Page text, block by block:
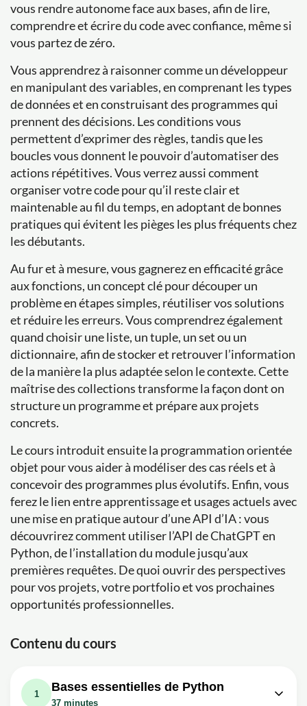
vous rendre autonome face aux bases, afin de lire,
comprendre et écrire du code avec confiance, même si
vous partez de zéro.
Vous apprendrez à raisonner comme un développeur
en manipulant des variables, en comprenant les types
de données et en construisant des programmes qui
prennent des décisions. Les conditions vous
permettent d’exprimer des règles, tandis que les
boucles vous donnent le pouvoir d’automatiser des
actions répétitives. Vous verrez aussi comment
organiser votre code pour qu’il reste clair et
maintenable au fil du temps, en adoptant de bonnes
pratiques qui évitent les pièges les plus fréquents chez
les débutants.
Au fur et à mesure, vous gagnerez en efficacité grâce
aux fonctions, un concept clé pour découper un
problème en étapes simples, réutiliser vos solutions
et réduire les erreurs. Vous comprendrez également
quand choisir une liste, un tuple, un set ou un
dictionnaire, afin de stocker et retrouver l’information
de la manière la plus adaptée selon le contexte. Cette
maîtrise des collections transforme la façon dont on
structure un programme et prépare aux projets
concrets.
Le cours introduit ensuite la programmation orientée
objet pour vous aider à modéliser des cas réels et à
concevoir des programmes plus évolutifs. Enfin, vous
ferez le lien entre apprentissage et usages actuels avec
une mise en pratique autour d’une API d’IA : vous
découvrirez comment utiliser l’API de ChatGPT en
Python, de l’installation du module jusqu’aux
premières requêtes. De quoi ouvrir des perspectives
pour vos projets, votre portfolio et vos prochaines
opportunités professionnelles.
Contenu du cours
1
Bases essentielles de Python
37 minutes